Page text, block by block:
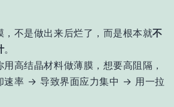
，不是做出来后烂了，而是根本就不
。
高结晶材料做薄膜，想要高阻隔，
速率 → 导致界面应力集中 → 用一拉